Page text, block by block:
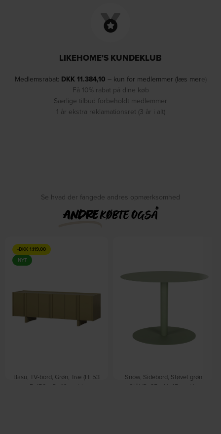
LIKEHOME'S KUNDEKLUB
Medlemsrabat: DKK11.384,10 – kun for medlemmer (læs mere)
Få 10% rabat på dine køb
Særlige tilbud forbeholdt medlemmer
1 år ekstra reklamationsret (3 år i alt)
Se hvad der fangede andres opmærksomhed
ANDREKØBTE OGSÅ
-DKK 1.119,00
NYT
Basu, TV-bord, Grøn, Træ (H: 53
x B: 152 x D: 46 cm.) by
Snow, Sidebord, Støvet grøn,
Stål (D: 35 x H: 45 cm.) by